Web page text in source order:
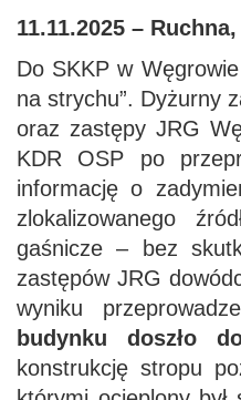
11.11.2025 –
Do SKKP w
na strychu”. Dyżurny
oraz zastępy JRG
KDR OSP po
informację o
zlokalizowanego
gaśnicze – bez
zastępów JRG
wyniku
budynku doszło
konstrukcję stropu